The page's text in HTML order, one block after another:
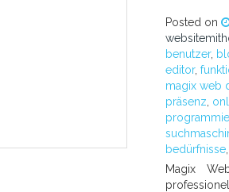
Posted on
benutzer,
editor,
magix web
präsenz
bedürfnisse,
Magix